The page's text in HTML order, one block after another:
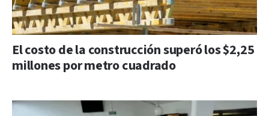
El costo de la construcción superó los $2,25
millones por metro cuadrado